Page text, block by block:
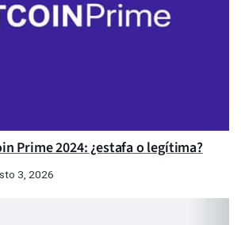
Prime 2024: ¿estafa o legítima?
3, 2026